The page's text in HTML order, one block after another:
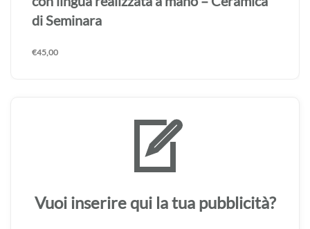
di Seminara
€45,00
Vuoi inserire qui la tua pubblicità?